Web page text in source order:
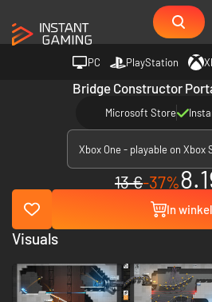
PC PlayStation
Bridge Constructor
Microsoft Store
Xbox One - playable on Xbox
13 €-37%
In
Visuals